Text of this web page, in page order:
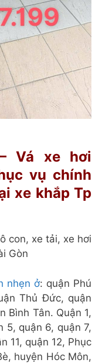
Vá xe hơi
vụ chính
xe khắp Tp
con, xe tải, xe hơi
Gòn
nhẹn ở: quận Phú
Thủ Đức, quận
Bình Tân. Quận 1,
5, quận 6, quận 7,
11, quận 12, Phục
huyện Hóc Môn,